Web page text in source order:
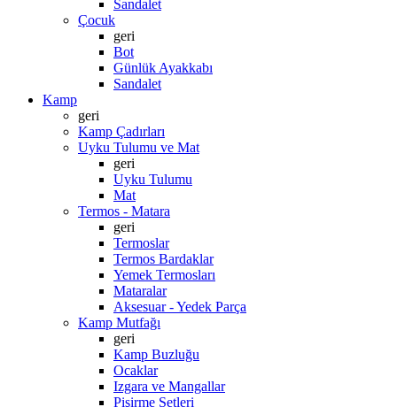
Sandalet
Çocuk
geri
Bot
Günlük Ayakkabı
Sandalet
Kamp
geri
Kamp Çadırları
Uyku Tulumu ve Mat
geri
Uyku Tulumu
Mat
Termos - Matara
geri
Termoslar
Termos Bardaklar
Yemek Termosları
Mataralar
Aksesuar - Yedek Parça
Kamp Mutfağı
geri
Kamp Buzluğu
Ocaklar
Izgara ve Mangallar
Pişirme Setleri